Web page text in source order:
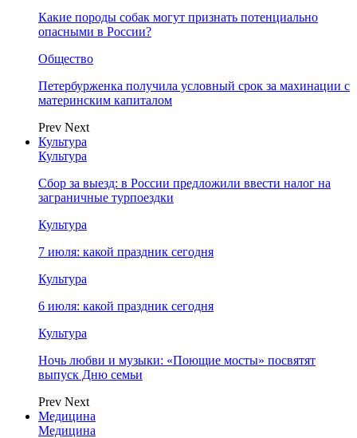
Какие породы собак могут признать потенциально
опасными в России?
Общество
Петербурженка получила условный срок за махинации с
материнским капиталом
Prev Next
Культура
Культура
Сбор за выезд: в России предложили ввести налог на
заграничные турпоездки
Культура
7 июля: какой праздник сегодня
Культура
6 июля: какой праздник сегодня
Культура
Ночь любви и музыки: «Поющие мосты» посвятят
выпуск Дню семьи
Prev Next
Медицина
Медицина